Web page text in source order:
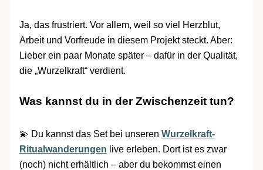
Ja, das frustriert. Vor allem, weil so viel Herzblut,
Arbeit und Vorfreude in diesem Projekt steckt. Aber:
Lieber ein paar Monate später – dafür in der Qualität,
die „Wurzelkraft“ verdient.
Was kannst du in der Zwischenzeit tun?
💫 Du kannst das Set bei unseren Wurzelkraft-
Ritualwanderungen live erleben. Dort ist es zwar
(noch) nicht erhältlich – aber du bekommst einen